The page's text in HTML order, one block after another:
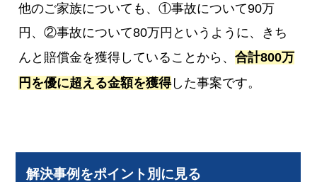
他のご家族についても、①事故について90万
円、②事故について80万円というように、きち
んと賠償金を獲得していることから、合計800万
円を優に超える金額を獲得した事案です。
解決事例をポイント別に見る